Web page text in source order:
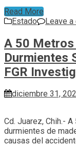
Read More
Estado
Leave
A 50
Durmientes
FGR
diciembre 31,
Cd. Juarez, Chih.-
durmientes de
causas del